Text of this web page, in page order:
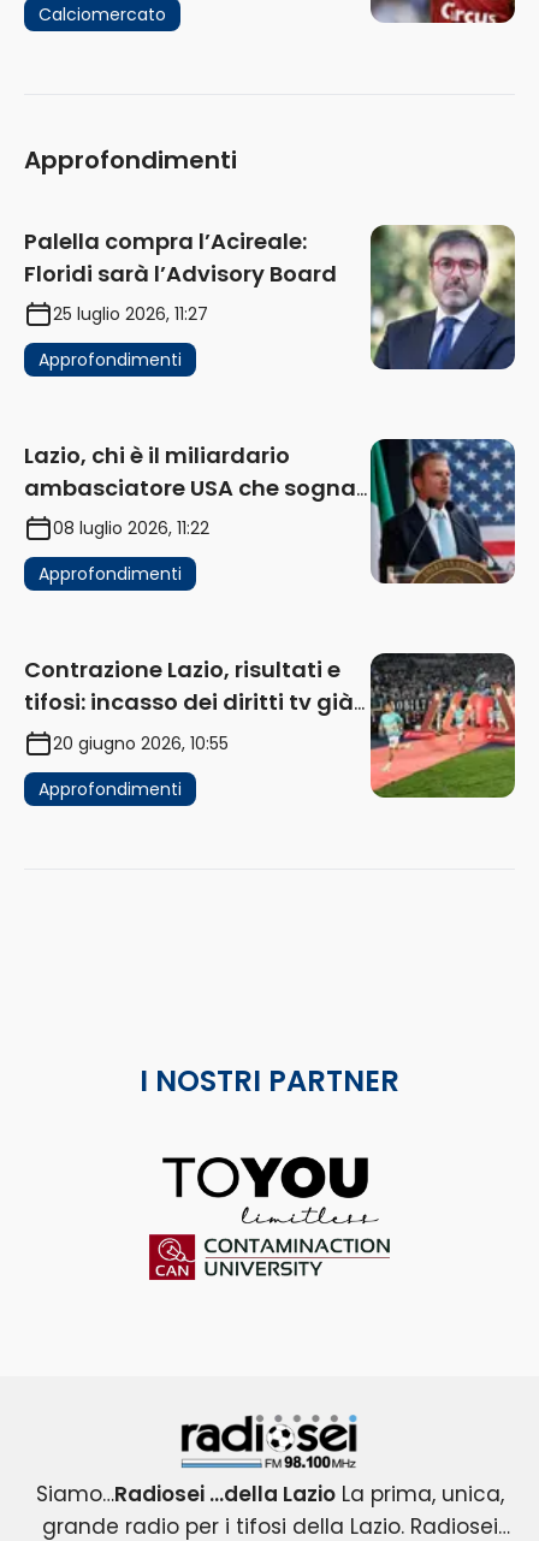
Calciomercato
Approfondimenti
Palella compra l’Acireale:
Floridi sarà l’Advisory Board
25 luglio 2026, 11:27
Approfondimenti
Lazio, chi è il miliardario
ambasciatore USA che sogna
di acquistare un club in Italia
08 luglio 2026, 11:22
Approfondimenti
Contrazione Lazio, risultati e
tifosi: incasso dei diritti tv già
in flessione
20 giugno 2026, 10:55
Approfondimenti
I NOSTRI PARTNER
ToYou
Radiosei 98.100 FM
Siamo…Radiosei …della LazioLa prima, unica,
grande radio per i tifosi della Lazio. Radiosei